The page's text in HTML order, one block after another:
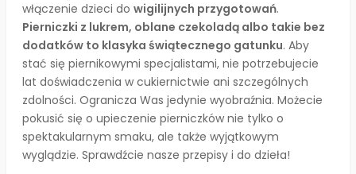
włączenie dzieci do wigilijnych przygotowań.
Pierniczki z lukrem, oblane czekoladą albo takie bez
dodatków to klasyka świątecznego gatunku. Aby
stać się piernikowymi specjalistami, nie potrzebujecie
lat doświadczenia w cukiernictwie ani szczególnych
zdolności. Ogranicza Was jedynie wyobraźnia. Możecie
pokusić się o upieczenie pierniczków nie tylko o
spektakularnym smaku, ale także wyjątkowym
wyglądzie. Sprawdźcie nasze przepisy i do dzieła!